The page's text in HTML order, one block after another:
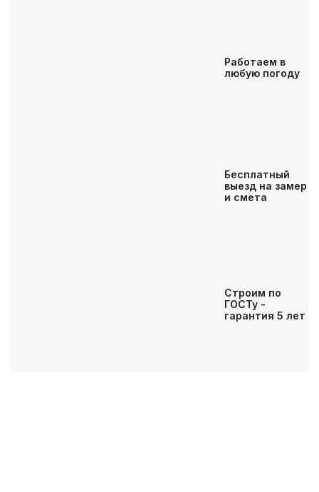
Работаем в
любую погоду
Бесплатный
выезд на замер
и смета
Строим по
ГОСТу -
гарантия 5 лет